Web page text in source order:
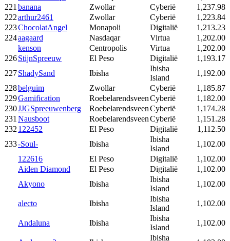
221 banana Zwollar Cyberië
1,237.98
222arthur2461 Zwollar Cyberië
1,223.84
223ChocolatAngel Monapoli Digitalië
1,213.23
224aagaard Nasdaqar Virtua
1,202.00
kenson
Centropolis Virtua
1,202.00
226StijnSpreeuw El Peso Digitalië
1,193.17
227ShadySand Ibisha
Ibisha
Island
1,192.00
228belguim Zwollar Cyberië
1,185.87
229Gamification RoebelarendsveenCyberië
1,182.00
230JJGSpreeuwenberg RoebelarendsveenCyberië
1,174.28
231 Nausboot RoebelarendsveenCyberië
1,151.28
232 122452 El Peso Digitalië
1,112.50
233-Soul- Ibisha
Ibisha
Island
1,102.00
122616
El Peso Digitalië
1,102.00
Aiden Diamond
El Peso Digitalië
1,102.00
Akyono
Ibisha
Ibisha
Island
1,102.00
alecto Ibisha
Ibisha
Island
1,102.00
Andaluna Ibisha
Ibisha
Island
1,102.00
Ibisha